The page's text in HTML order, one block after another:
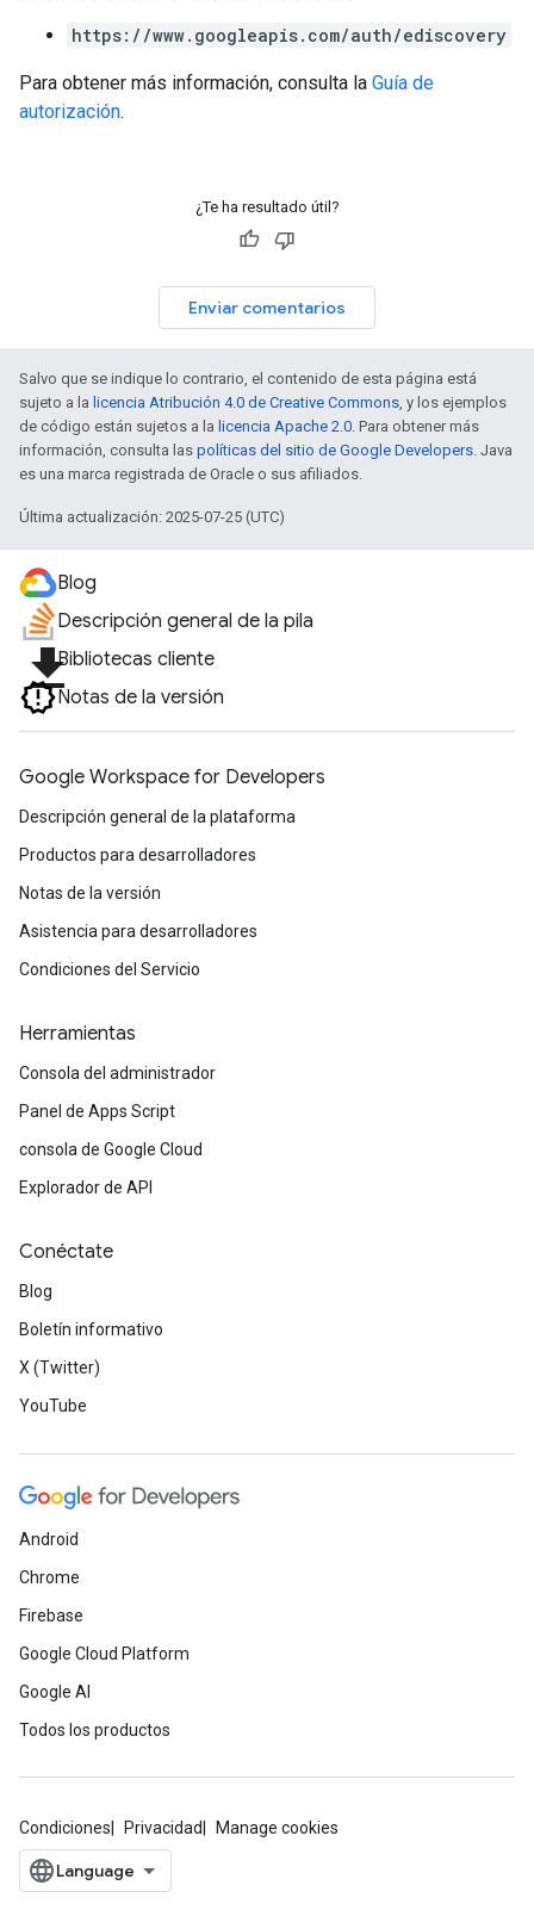
https://www.googleapis.com/auth/ediscovery
Para obtener más información, consulta la Guía de
autorización.
¿Te ha resultado útil?
Enviar comentarios
Salvo que se indique lo contrario, el contenido de esta página está
sujeto a la licencia Atribución 4.0 de Creative Commons, y los ejemplos
de código están sujetos a la licencia Apache 2.0. Para obtener más
información, consulta las políticas del sitio de Google Developers. Java
es una marca registrada de Oracle o sus afiliados.
Última actualización: 2025-07-25 (UTC)
Blog
Descripción general de la pila
file_downloadBibliotecas cliente
Notas de la versión
Google Workspace for Developers
Descripción general de la plataforma
Productos para desarrolladores
Notas de la versión
Asistencia para desarrolladores
Condiciones del Servicio
Herramientas
Consola del administrador
Panel de Apps Script
consola de Google Cloud
Explorador de API
Conéctate
Blog
Boletín informativo
X (Twitter)
YouTube
Android
Chrome
Firebase
Google Cloud Platform
Google AI
Todos los productos
Condiciones Privacidad Manage cookies